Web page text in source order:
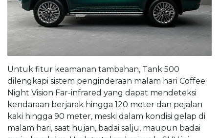
Untuk fitur keamanan tambahan, Tank 500
dilengkapi sistem penginderaan malam hari Coffee
Night Vision Far-infrared yang dapat mendeteksi
kendaraan berjarak hingga 120 meter dan pejalan
kaki hingga 90 meter, meski dalam kondisi gelap di
malam hari, saat hujan, badai salju, maupun badai